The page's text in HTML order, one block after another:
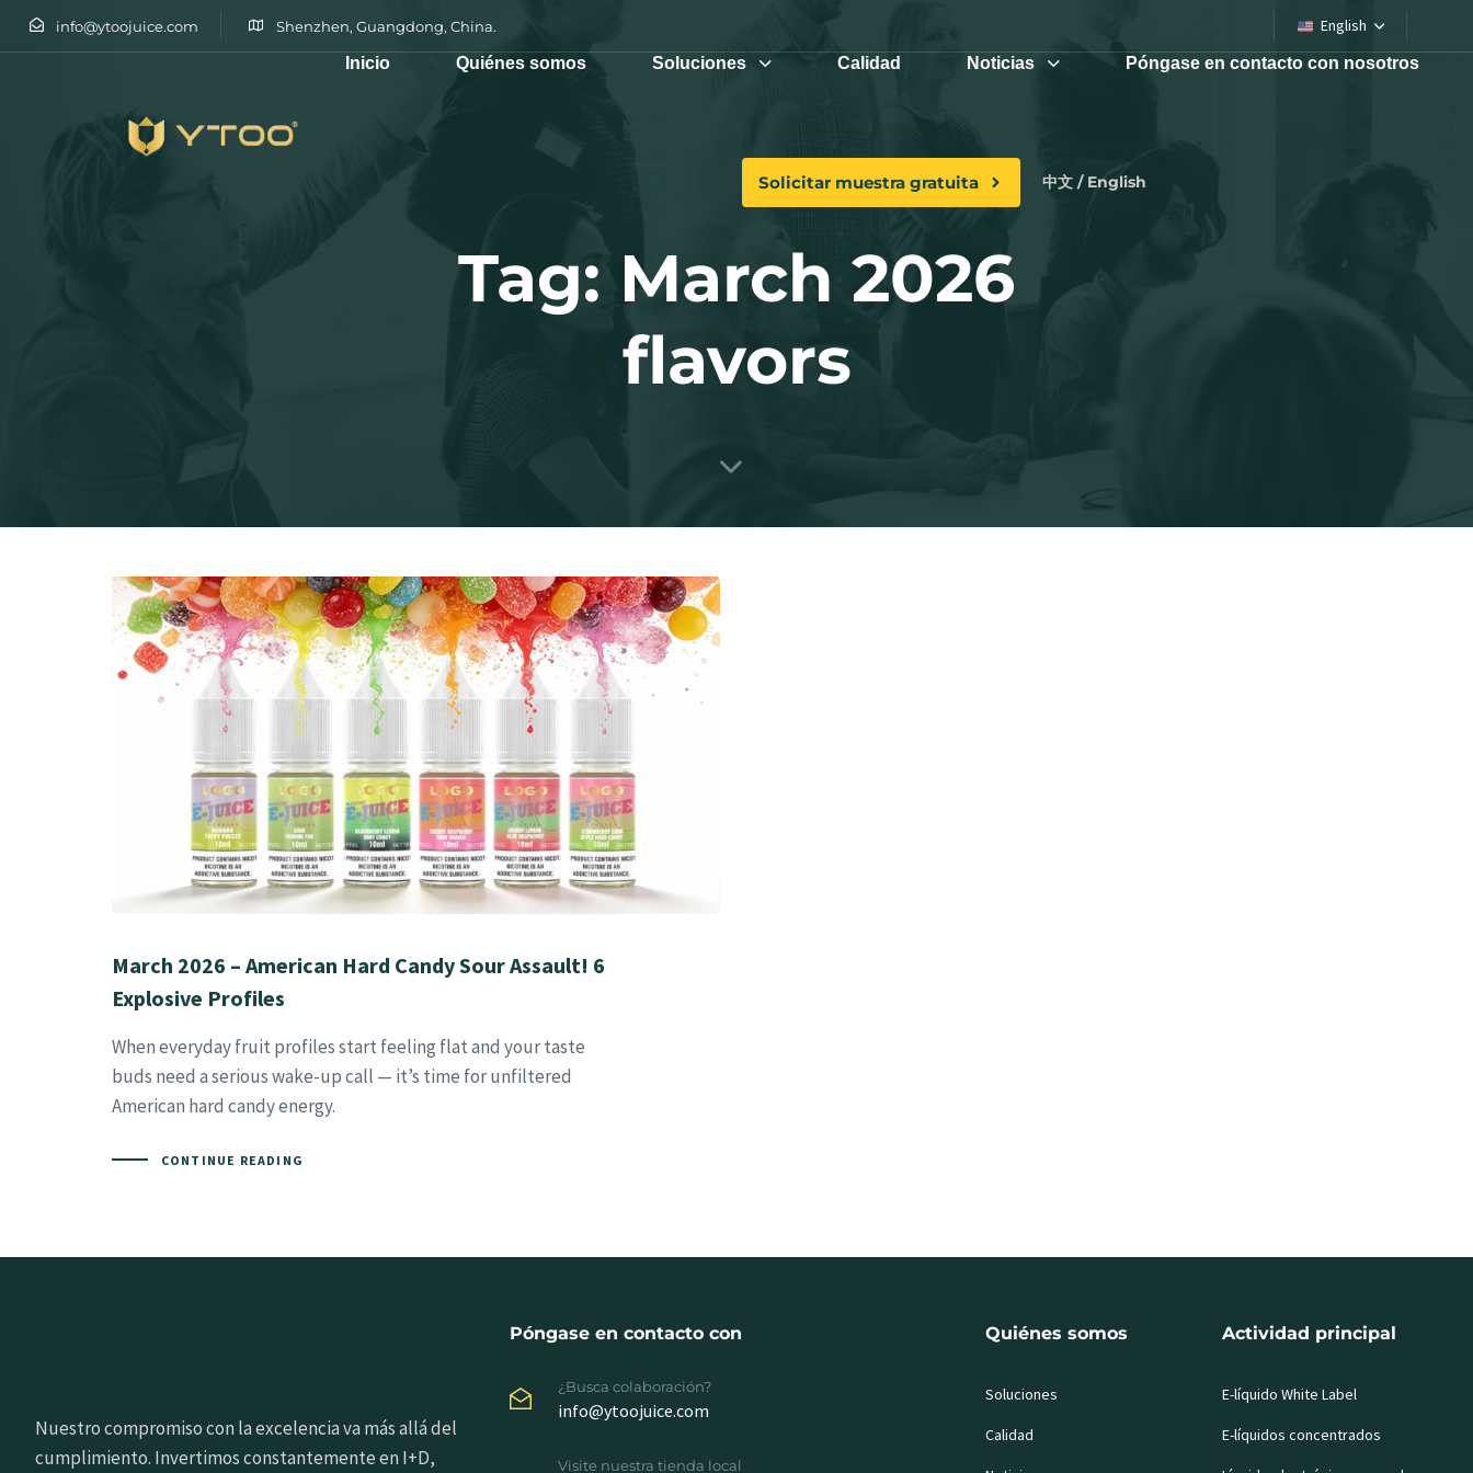
info@ytoojuice.com Shenzhen, Guangdong, China. English
Escribe y pulsa intro
Inicio Quiénes somos Soluciones Calidad Noticias Póngase en contacto con nosotros
Solicitar muestra gratuita 中文 / English
Tag: March 2026
flavors
March 2026 – American Hard Candy Sour Assault! 6
Explosive Profiles
When everyday fruit profiles start feeling flat and your taste
buds need a serious wake-up call — it’s time for unfiltered
American hard candy energy.
CONTINUE READING
Nuestro compromiso con la excelencia va más allá del
cumplimiento. Invertimos constantemente en I+D,
Póngase en contacto con
¿Busca colaboración?
info@ytoojuice.com
Visite nuestra tienda local
Quiénes somos
Soluciones
Calidad
Actividad principal
E-líquido White Label
E-líquidos concentrados